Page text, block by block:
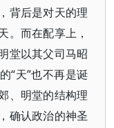
背后是对天的理
。而在配享上，
堂以其父司马昭
“天”也不再是诞
、明堂的结构理
确认政治的神圣